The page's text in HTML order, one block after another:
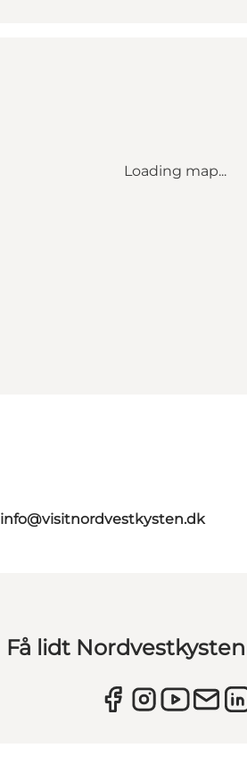
Loading map...
info@visitnordvestkysten.dk
Få lidt